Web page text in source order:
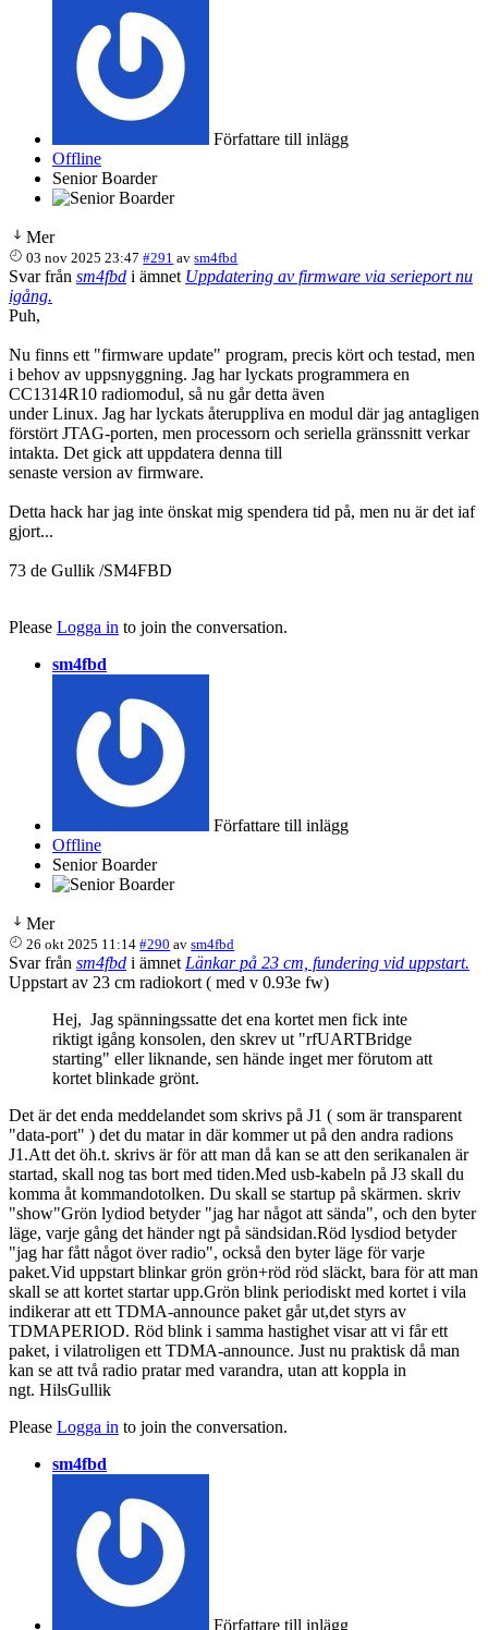
Författare till inlägg
Offline
Senior Boarder
Mer
03 nov 2025 23:47 #291 avsm4fbd
Svar från sm4fbd i ämnet Uppdatering av firmware via serieport nu
igång.
Puh,
Nu finns ett "firmware update" program, precis kört och testad, men
i behov av uppsnyggning. Jag har lyckats programmera en
CC1314R10 radiomodul, så nu går detta även
under Linux. Jag har lyckats återuppliva en modul där jag antagligen
förstört JTAG-porten, men processorn och seriella gränssnitt verkar
intakta. Det gick att uppdatera denna till
senaste version av firmware.
Detta hack har jag inte önskat mig spendera tid på, men nu är det iaf
gjort...
73 de Gullik /SM4FBD
Please Logga in to join the conversation.
sm4fbd
Författare till inlägg
Offline
Senior Boarder
Mer
26 okt 2025 11:14 #290 avsm4fbd
Svar från sm4fbd i ämnet Länkar på 23 cm, fundering vid uppstart.
Uppstart av 23 cm radiokort ( med v 0.93e fw)
Hej, Jag spänningssatte det ena kortet men fick inte
riktigt igång konsolen, den skrev ut "rfUARTBridge
starting" eller liknande, sen hände inget mer förutom att
kortet blinkade grönt.
Det är det enda meddelandet som skrivs på J1 ( som är transparent
"data-port" ) det du matar in där kommer ut på den andra radions
J1.Att det öh.t. skrivs är för att man då kan se att den serikanalen är
startad, skall nog tas bort med tiden.Med usb-kabeln på J3 skall du
komma åt kommandotolken. Du skall se startup på skärmen. skriv
"show"Grön lydiod betyder "jag har något att sända", och den byter
läge, varje gång det händer ngt på sändsidan.Röd lysdiod betyder
"jag har fått något över radio", också den byter läge för varje
paket.Vid uppstart blinkar grön grön+röd röd släckt, bara för att man
skall se att kortet startar upp.Grön blink periodiskt med kortet i vila
indikerar att ett TDMA-announce paket går ut,det styrs av
TDMAPERIOD. Röd blink i samma hastighet visar att vi får ett
paket, i vilatroligen ett TDMA-announce. Just nu praktisk då man
kan se att två radio pratar med varandra, utan att koppla in
ngt. HilsGullik
Please Logga in to join the conversation.
sm4fbd
Författare till inlägg